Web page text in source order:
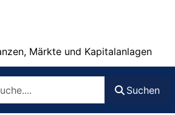
Märkte und Kapitalanlagen
Suchen